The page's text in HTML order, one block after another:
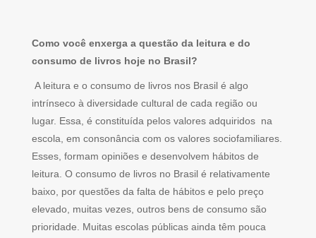
Como você enxerga a questão da leitura e do
consumo de livros hoje no Brasil?
A leitura e o consumo de livros nos Brasil é algo
intrínseco à diversidade cultural de cada região ou
lugar. Essa, é constituída pelos valores adquiridos na
escola, em consonância com os valores sociofamiliares.
Esses, formam opiniões e desenvolvem hábitos de
leitura. O consumo de livros no Brasil é relativamente
baixo, por questões da falta de hábitos e pelo preço
elevado, muitas vezes, outros bens de consumo são
prioridade. Muitas escolas públicas ainda têm pouca